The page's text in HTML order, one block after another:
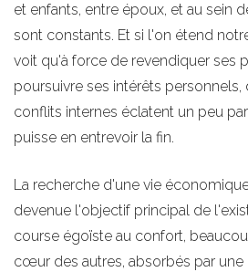
et enfants, entre époux, et au sein
sont constants. Et si l'on étend
voit qu'à force de revendiquer ses
poursuivre ses intérêts personnels,
conflits internes éclatent un peu
puisse en entrevoir la fin.
La recherche d'une vie
devenue l'objectif principal de
course égoïste au confort,
cœur des autres, absorbés par